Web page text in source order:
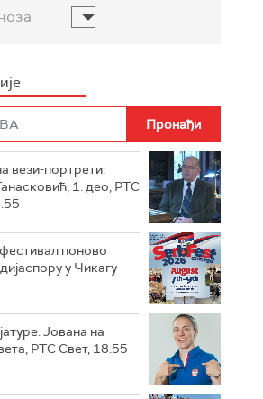
вези-портрети:
1. део, РТС
поново
у Чикагу
Јована на
РТС Свет, 18.55